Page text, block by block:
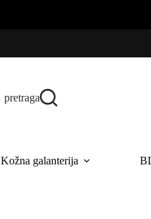
pretraga
Kožna galanterija